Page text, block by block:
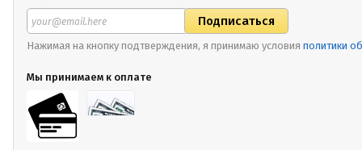
Нажимая на кнопку подтверждения, я принимаю условия политики
Мы принимаем к оплате